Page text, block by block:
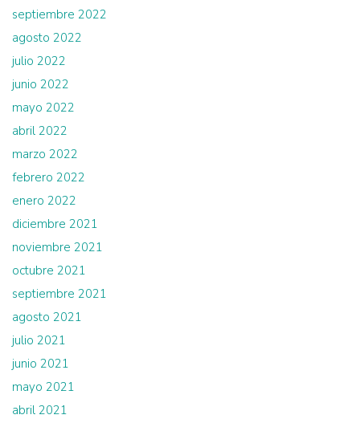
septiembre 2022
agosto 2022
julio 2022
junio 2022
mayo 2022
abril 2022
marzo 2022
febrero 2022
enero 2022
diciembre 2021
noviembre 2021
octubre 2021
septiembre 2021
agosto 2021
julio 2021
junio 2021
mayo 2021
abril 2021